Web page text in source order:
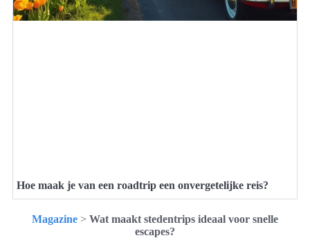
Hoe maak je van een roadtrip een onvergetelijke reis?
Magazine > Wat maakt stedentrips ideaal voor snelle
escapes?